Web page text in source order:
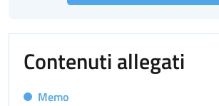
Contenuti allegati
Memo